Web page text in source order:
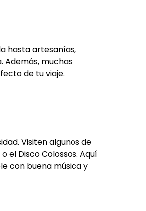
hasta artesanías,
Además, muchas
de tu viaje.
Visiten algunos de
el Disco Colossos. Aquí
con buena música y